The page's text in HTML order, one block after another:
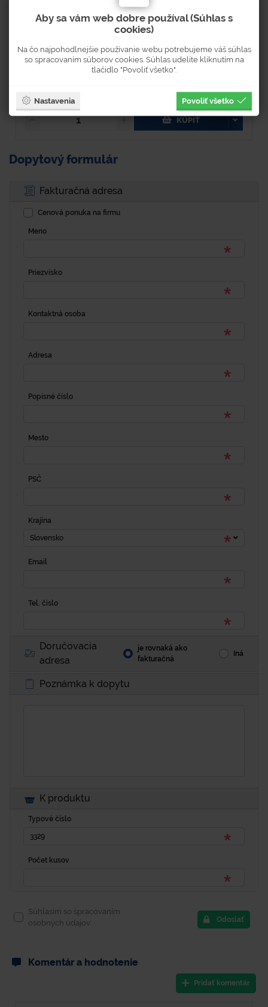
Dostupnosť 3-5 pracovných dní
205,41 € s DPH
KÚPIŤ
Dopytový formulár
Fakturačná adresa
Cenová ponuka na firmu
Meno
Priezvisko
Kontaktná osoba
Adresa
Popisné číslo
Mesto
PSČ
Krajina
Slovensko
Email
Tel. číslo
Doručovacia
adresa
je rovnaká ako
fakturačná
Iná
Poznámka k dopytu
K produktu
Typové číslo
Počet kusov
Súhlasím so spracovaním
osobných údajov.
Odoslať
Komentár a hodnotenie
Pridať komentár
Aby sa vám web dobre používal (Súhlas s
cookies)
Na čo najpohodlnejšie používanie webu potrebujeme váš súhlas
so spracovaním súborov cookies. Súhlas udelíte kliknutím na
tlačidlo "Povoliť všetko".
Nastavenia Povoliť všetko